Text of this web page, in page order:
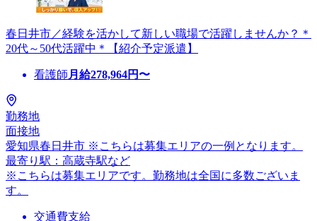
春日井市／経験を活かして新しい職場で活躍しませんか？＊
20代～50代活躍中＊【紹介予定派遣】
看護師 月給278,964円〜
勤務地
面接地
愛知県春日井市 ※こちらは募集エリアの一例となります。
最寄り駅：高蔵寺駅など
※こちらは募集エリアです。勤務地は全国に多数ございま
す。
交通費支給